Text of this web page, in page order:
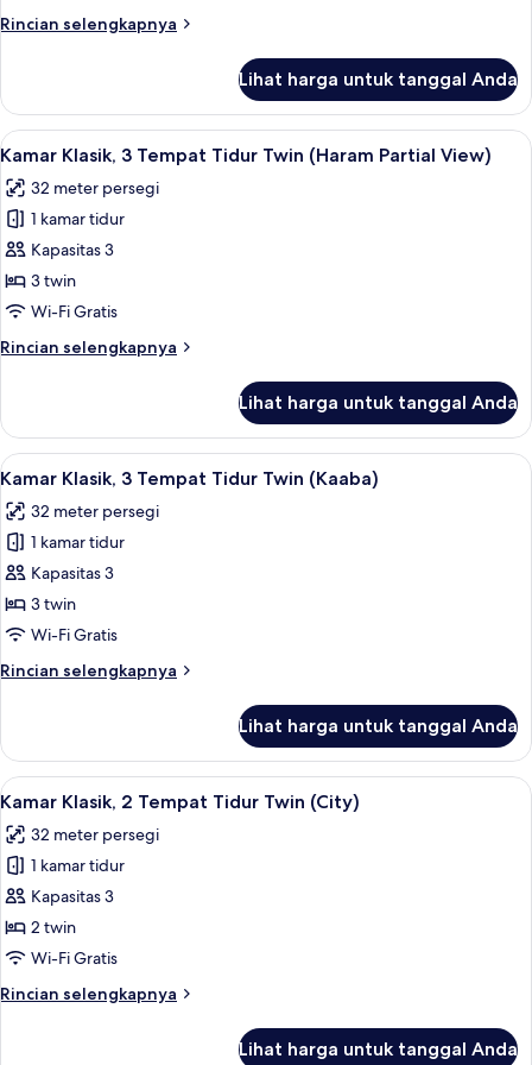
Tidur
Rincian selengkapnya
Rincian
Kamar
Klasik,
3
Tidur
Twin
Lihat harga untuk tanggal Anda
Lihat
semua
foto
untuk
Kamar
Klasik,
3
Tidur
Partial
View)
Kamar Klasik, 3 Tempat Tidur Twin
9
Kamar Klasik, 3 Tempat Tidur Twin (Haram Partial View)
32 meter persegi
1 kamar tidur
Kapasitas 3
3 twin
Wi-Fi Gratis
Rincian selengkapnya
Rincian
Kamar
Klasik,
3
Tidur
Twin
Partial
View)
Lihat harga untuk tanggal Anda
Lihat
semua
foto
untuk
Kamar
Klasik,
3
Tidur
Kamar Klasik, 3 Tempat Tidur Twin
9
Kamar Klasik, 3 Tempat Tidur Twin (Kaaba)
32 meter persegi
1 kamar tidur
Kapasitas 3
3 twin
Wi-Fi Gratis
Rincian selengkapnya
Rincian
Kamar
Klasik,
3
Tidur
Twin
Lihat harga untuk tanggal Anda
Lihat
semua
foto
untuk
Kamar
Klasik,
2
Tidur
Kamar Klasik, 2 Tempat Tidur Twin
10
Kamar Klasik, 2 Tempat Tidur Twin (City)
32 meter persegi
1 kamar tidur
Kapasitas 3
2 twin
Wi-Fi Gratis
Rincian selengkapnya
Rincian
Lihat harga untuk tanggal Anda